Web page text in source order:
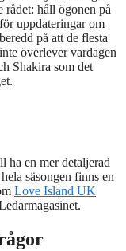
rådet: håll ögonen på
uppdateringar om
på att de flesta
överlever vardagen
Shakira som det
ha en mer detaljerad
säsongen finns en
Love Island UK